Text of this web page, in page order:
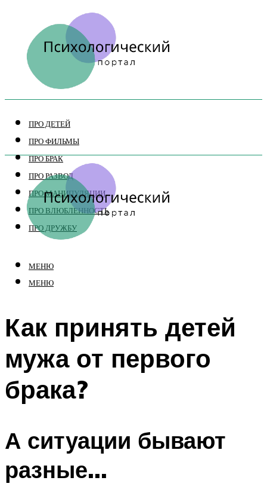
ПРО ДЕТЕЙ
ПРО ФИЛЬМЫ
ПРО БРАК
ПРО РАЗВОД
ПРО МАНИПУЛЯЦИИ
ПРО ВЛЮБЛЕННОСТЬ
ПРО ДРУЖБУ
МЕНЮ
МЕНЮ
Как принять детей
мужа от первого
брака?
А ситуации бывают
разные…